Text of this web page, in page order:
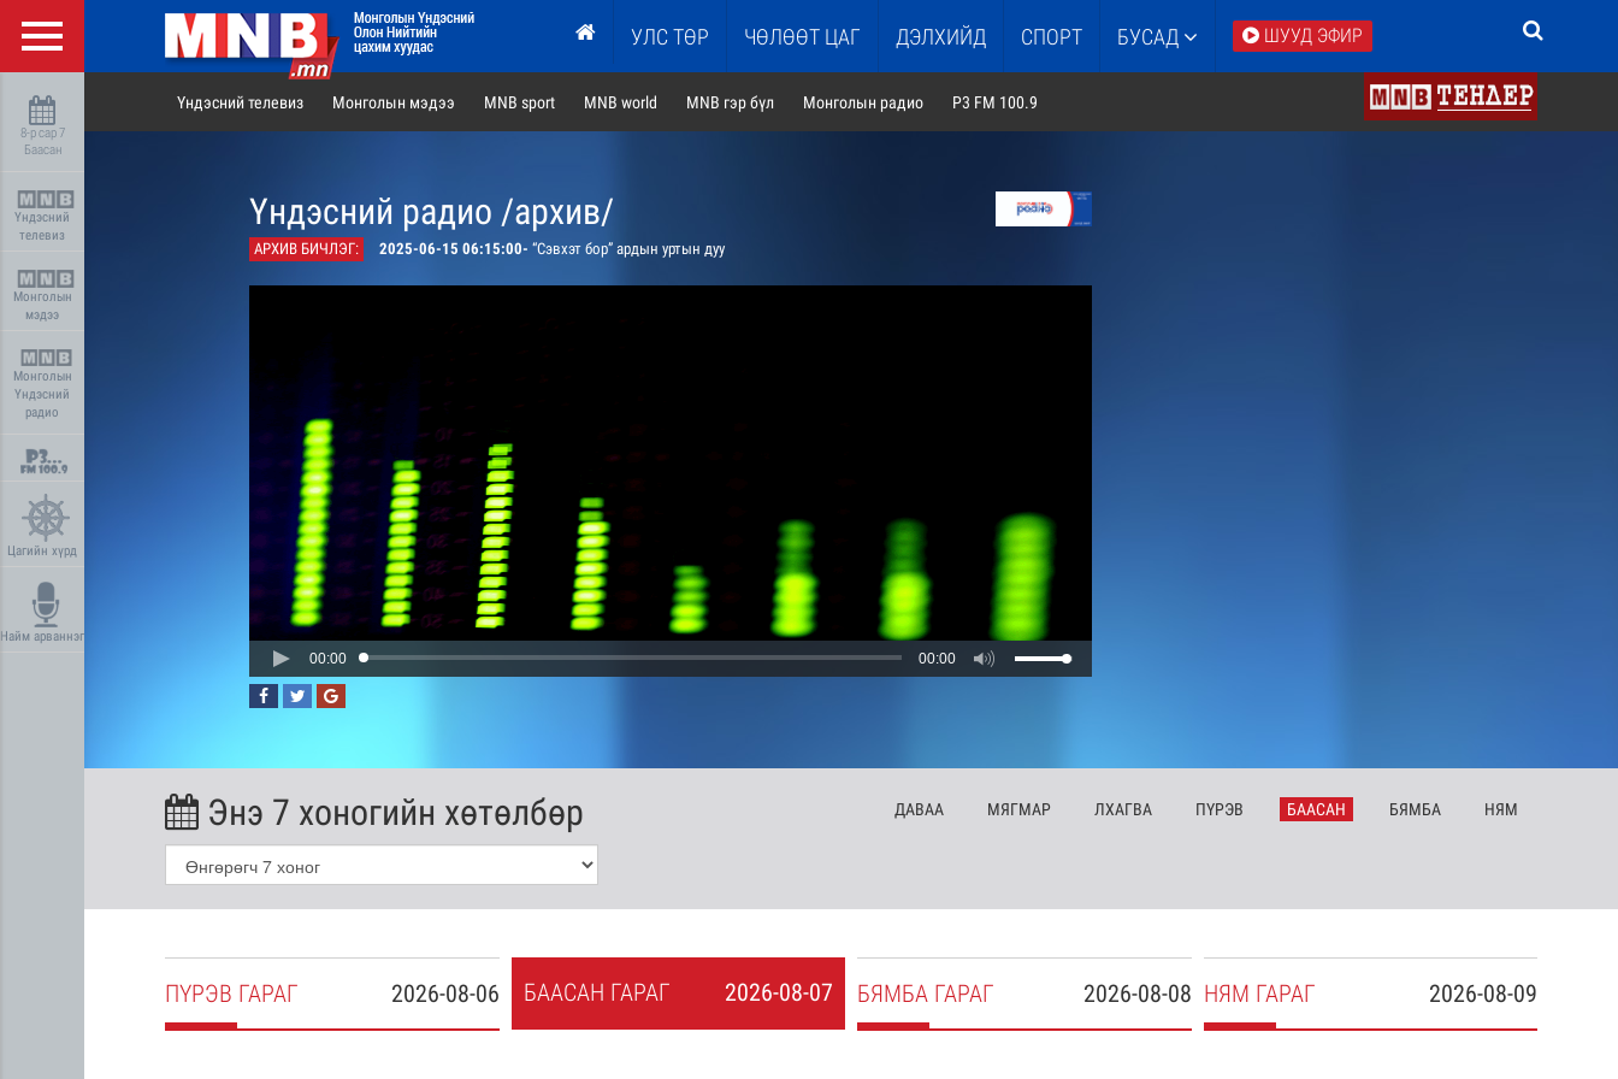
УЛС ТӨР ЧӨЛӨӨТ ЦАГ ДЭЛХИЙД СПОРТ БУСАД ШУУД ЭФИР
8-р сар 7
Баасан
Үндэсний
телевиз
Монголын
мэдээ
Монголын
Үндэсний
радио
Цагийн хүрд
Найм арваннэг
Үндэсний телевиз Монголын мэдээ MNB sport MNB world MNB гэр бүл Монголын радио P3 FM 100.9
Үндэсний радио /архив/
АРХИВ БИЧЛЭГ: 2025-06-15 06:15:00- “Сэвхэт бор” ардын уртын дуу
00:00 00:00
Энэ 7 хоногийн хөтөлбөр ДАВАА МЯГМАР ЛХАГВА ПҮРЭВ БААСАН БЯМБА НЯМ
2026-08-06
ПҮРЭВ ГАРАГ 2026-08-07
БААСАН ГАРАГ 2026-08-08
БЯМБА ГАРАГ 2026-08-09
НЯМ ГАРАГ